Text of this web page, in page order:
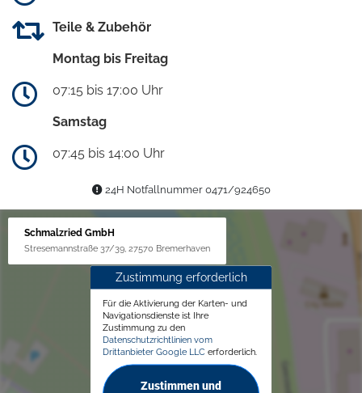
Teile & Zubehör
Montag bis Freitag
07:15 bis 17:00 Uhr
Samstag
07:45 bis 14:00 Uhr
24H Notfallnummer 0471/924650
Schmalzried GmbH
Stresemannstraße 37/39, 27570 Bremerhaven
Zustimmung erforderlich
Für die Aktivierung der Karten- und
Navigationsdienste ist Ihre
Zustimmung zu den
Datenschutzrichtlinien vom
Drittanbieter Google LLC erforderlich.
Zustimmen und